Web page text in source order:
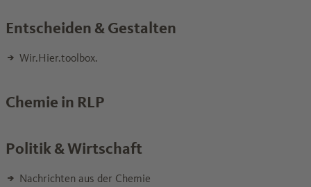
Entscheiden & Gestalten
Wir.Hier.toolbox.
Chemie in RLP
Politik & Wirtschaft
Nachrichten aus der Chemie